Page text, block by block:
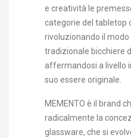
e creatività le
categorie del tabletop
rivoluzionando il modo
tradizionale bicchiere
affermandosi a livello
suo essere originale.
MEMENTO è il brand
radicalmente la
glassware, che si